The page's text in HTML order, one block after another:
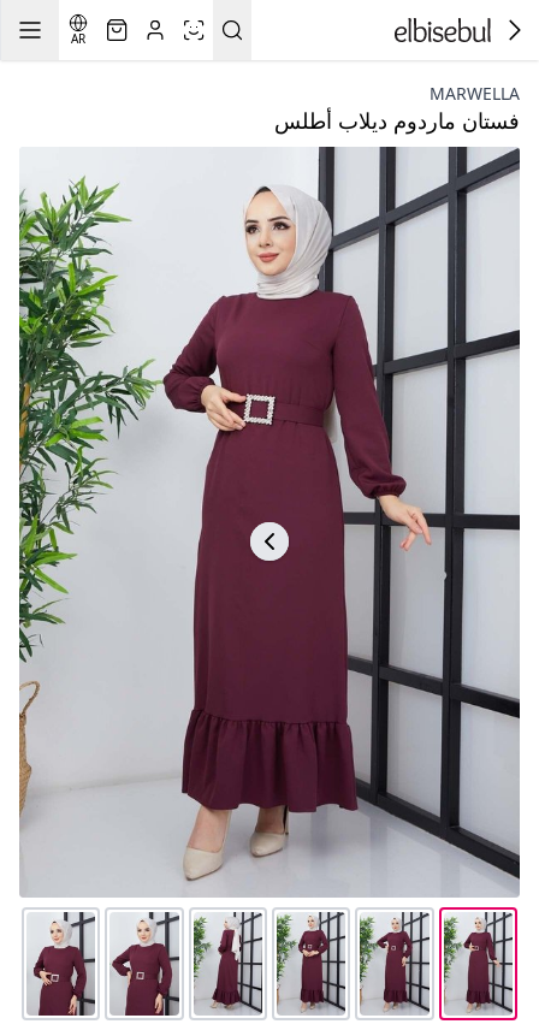
AR
MARWELLA
فستان ماردوم ديلاب أطلس